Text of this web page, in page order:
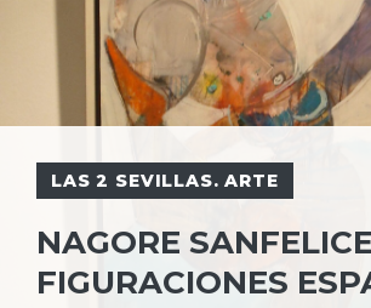
LAS 2 SEVILLAS. ARTE
NAGORE
FIGURACIONES